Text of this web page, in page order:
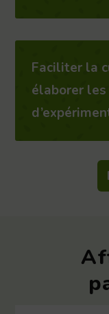
Faciliter la
élaborer